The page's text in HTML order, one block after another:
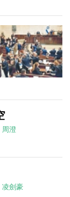
周澄
凌劍豪